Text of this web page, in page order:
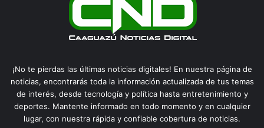
¡No te pierdas las últimas noticias digitales! En nuestra página de
noticias, encontrarás toda la información actualizada de tus temas
de interés, desde tecnología y política hasta entretenimiento y
deportes. Mantente informado en todo momento y en cualquier
lugar, con nuestra rápida y confiable cobertura de noticias.